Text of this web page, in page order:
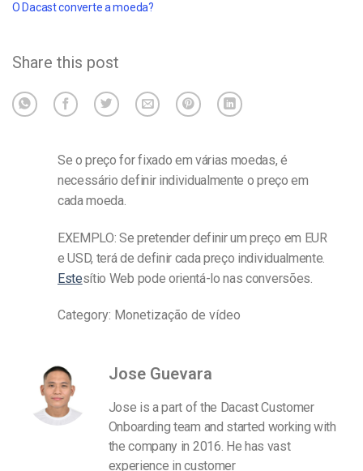
O Dacast converte a moeda?
Share this post
Se o preço for fixado em várias moedas, é
necessário definir individualmente o preço em
cada moeda.
EXEMPLO: Se pretender definir um preço em EUR
e USD, terá de definir cada preço individualmente.
Estesítio Web pode orientá-lo nas conversões.
Category: Monetização de vídeo
Jose Guevara
Jose is a part of the Dacast Customer
Onboarding team and started working with
the company in 2016. He has vast
experience in customer